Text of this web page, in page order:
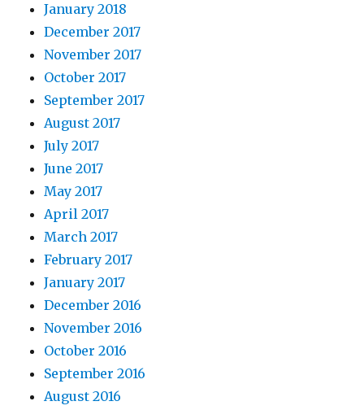
January 2018
December 2017
November 2017
October 2017
September 2017
August 2017
July 2017
June 2017
May 2017
April 2017
March 2017
February 2017
January 2017
December 2016
November 2016
October 2016
September 2016
August 2016